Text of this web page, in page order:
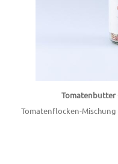
Tomatenbutter
Tomatenflocken-